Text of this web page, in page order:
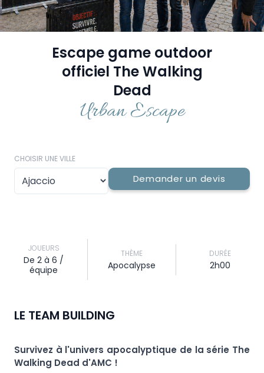
Escape game outdoor
officiel The Walking
Dead
Urban Escape
CHOISIR UNE VILLE
Demander un devis
JOUEURS
De 2 à 6 /
équipe
THÈME
Apocalypse
DURÉE
2h00
LE TEAM BUILDING
Survivez à l'univers apocalyptique de la série The
Walking Dead d'AMC !